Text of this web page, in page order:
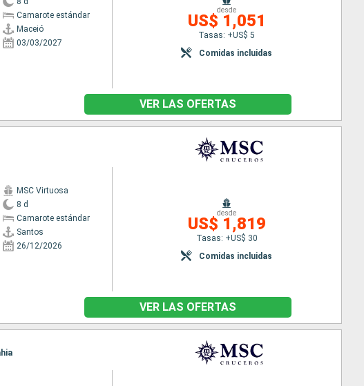
Camarote estándar
Maceió
03/03/2027
desde
US$ 1,051
Tasas: +US$ 5
Comidas incluidas
VER LAS OFERTAS
MSC Virtuosa
8 d
Camarote estándar
Santos
26/12/2026
desde
US$ 1,819
Tasas: +US$ 30
Comidas incluidas
VER LAS OFERTAS